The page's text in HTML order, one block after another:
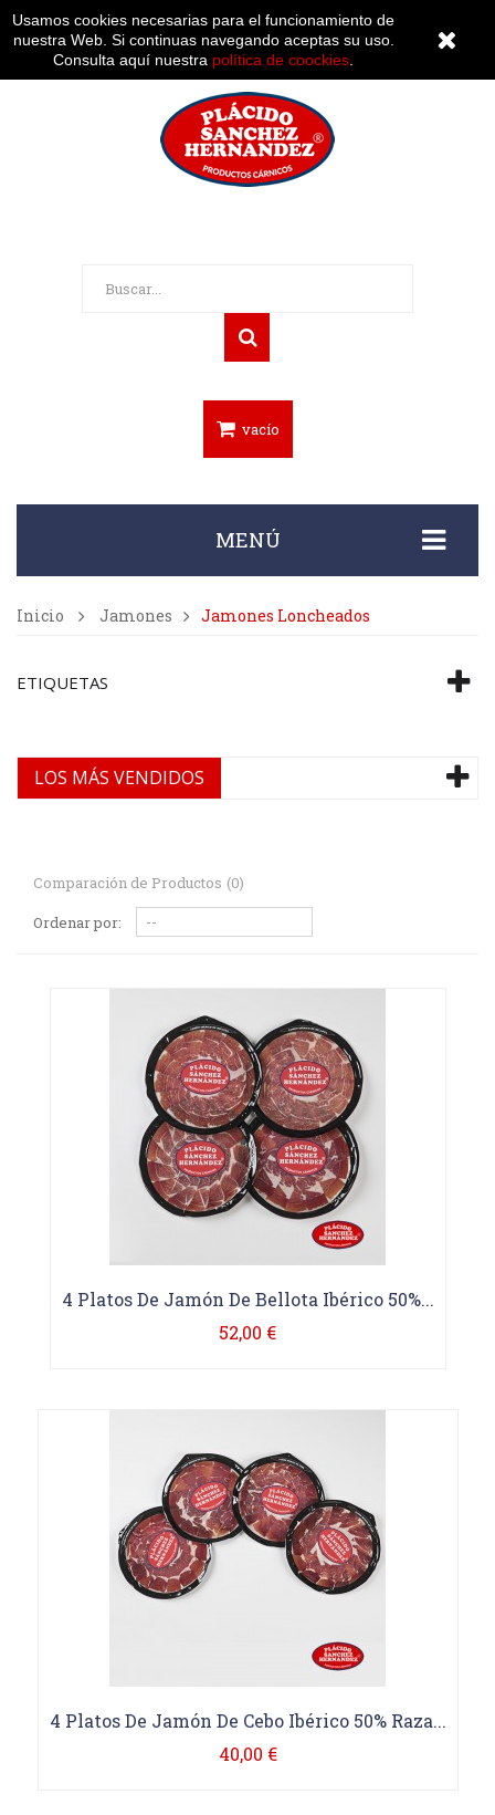
vacío
MENÚ
Inicio Jamones Jamones Loncheados
ETIQUETAS
LOS MÁS VENDIDOS
Comparación de Productos (0)
Ordenar por:
4 Platos De Jamón De Bellota Ibérico 50%...
52,00 €
4 Platos De Jamón De Cebo Ibérico 50% Raza...
40,00 €
Usamos cookies necesarias para el funcionamiento de
nuestra Web. Si continuas navegando aceptas su uso.
Consulta aquí nuestra política de coockies